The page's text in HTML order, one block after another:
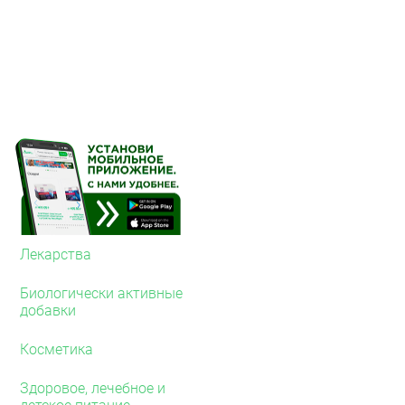
Лекарства
Биологически активные
добавки
Косметика
Здоровое, лечебное и